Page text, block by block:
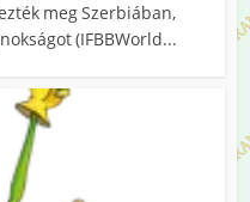
meg Szerbiában,
(IFBBWorld...